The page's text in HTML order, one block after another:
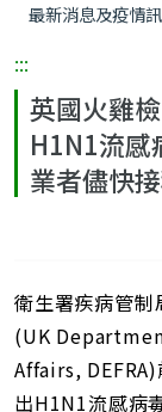
最新消息及疫情
:::
英國火雞
H1N1流感
業者儘快
衛生署疾病管制
(UK
Affairs,
出H1N1流感病